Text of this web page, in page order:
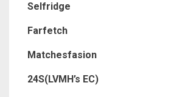
Selfridge
Farfetch
Matchesfasion
24S(LVMH’s EC)